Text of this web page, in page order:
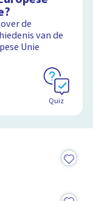
de
van de
Unie
Quiz